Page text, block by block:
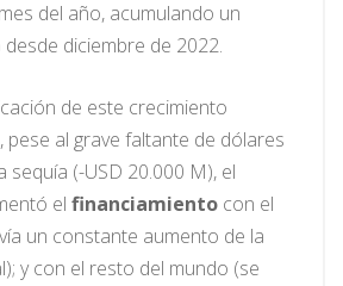
del año, acumulando un
desde diciembre de 2022.
de este crecimiento
pese al grave faltante de dólares
sequía (-USD 20.000 M), el
el financiamiento con el
un constante aumento de la
y con el resto del mundo (se